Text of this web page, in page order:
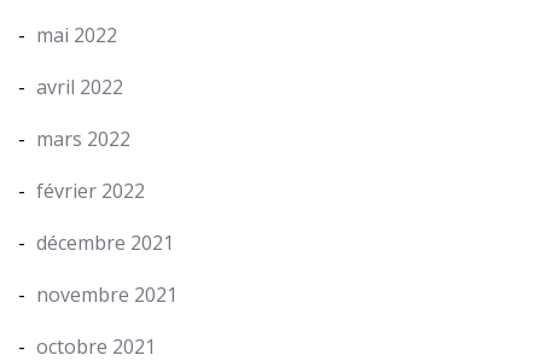
mai 2022
avril 2022
mars 2022
février 2022
décembre 2021
novembre 2021
octobre 2021